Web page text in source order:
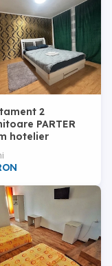
2
PARTER
hotelier